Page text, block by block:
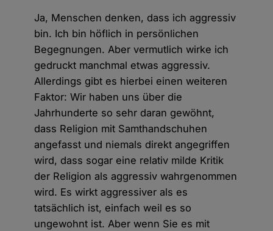
Ja, Menschen denken, dass ich aggressiv
bin. Ich bin höflich in persönlichen
Begegnungen. Aber vermutlich wirke ich
gedruckt manchmal etwas aggressiv.
Allerdings gibt es hierbei einen weiteren
Faktor: Wir haben uns über die
Jahrhunderte so sehr daran gewöhnt,
dass Religion mit Samthandschuhen
angefasst und niemals direkt angegriffen
wird, dass sogar eine relativ milde Kritik
der Religion als aggressiv wahrgenommen
wird. Es wirkt aggressiver als es
tatsächlich ist, einfach weil es so
ungewohnt ist. Aber wenn Sie es mit